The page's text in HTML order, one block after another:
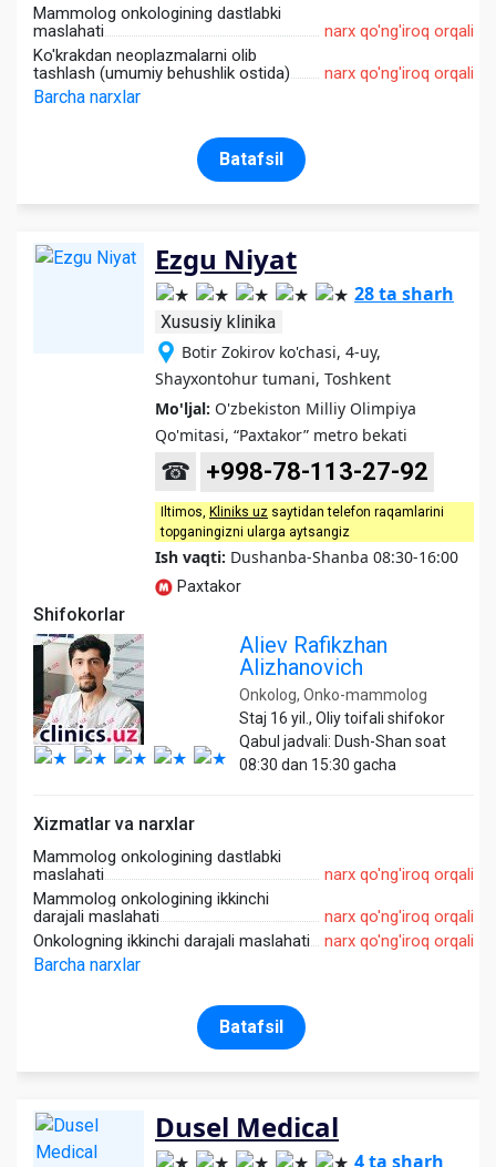
Mammolog onkologining dastlabki
maslahati
narx qo'ng'iroq orqali
Ko'krakdan neoplazmalarni olib
tashlash (umumiy behushlik ostida)
narx qo'ng'iroq orqali
Barcha narxlar
Batafsil
Ezgu Niyat
28 ta sharh
Xususiy klinika
Botir Zokirov ko'chasi, 4-uy,
Shayxontohur tumani, Toshkent
Mo'ljal: O'zbekiston Milliy Olimpiya
Qo'mitasi, “Paxtakor” metro bekati
☎ +998-78-113-27-92
Iltimos, Kliniks uz saytidan telefon raqamlarini
topganingizni ularga aytsangiz
Ish vaqti: Dushanba-Shanba 08:30-16:00
Paxtakor
Shifokorlar
Aliev Rafikzhan
Alizhanovich
Onkolog, Onko-mammolog
Staj 16 yil., Oliy toifali shifokor
Qabul jadvali: Dush-Shan soat
08:30 dan 15:30 gacha
Xizmatlar va narxlar
Mammolog onkologining dastlabki
maslahati
narx qo'ng'iroq orqali
Mammolog onkologining ikkinchi
darajali maslahati
narx qo'ng'iroq orqali
Onkologning ikkinchi darajali maslahati
narx qo'ng'iroq orqali
Barcha narxlar
Batafsil
Dusel Medical
4 ta sharh